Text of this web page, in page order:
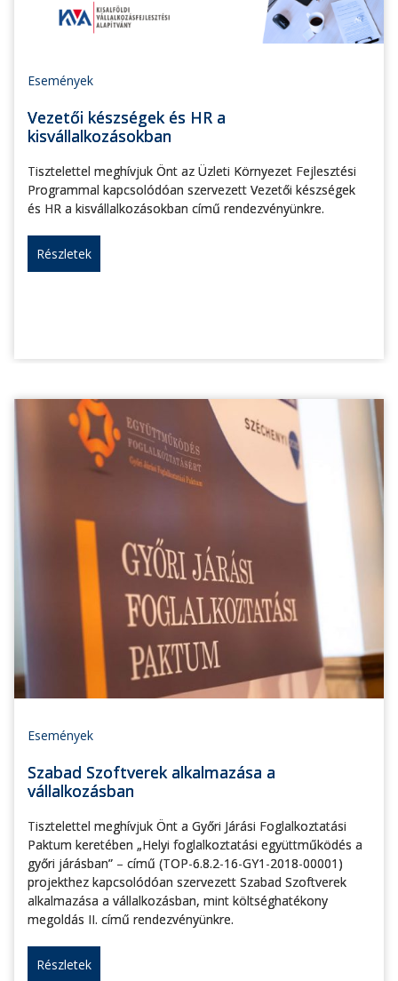
Események
Vezetői készségek és HR a
kisvállalkozásokban
Tisztelettel meghívjuk Önt az Üzleti Környezet Fejlesztési
Programmal kapcsolódóan szervezett Vezetői készségek
és HR a kisvállalkozásokban című rendezvényünkre.
Részletek
Események
Szabad Szoftverek alkalmazása a
vállalkozásban
Tisztelettel meghívjuk Önt a Győri Járási Foglalkoztatási
Paktum keretében „Helyi foglalkoztatási együttműködés a
győri járásban” – című (TOP-6.8.2-16-GY1-2018-00001)
projekthez kapcsolódóan szervezett Szabad Szoftverek
alkalmazása a vállalkozásban, mint költséghatékony
megoldás II. című rendezvényünkre.
Részletek